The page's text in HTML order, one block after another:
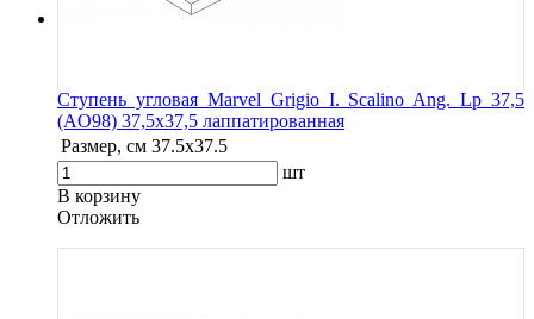
Ступень угловая Marvel Grigio I. Scalino Ang. Lp 37,5
(AO98) 37,5x37,5 лаппатированная
Размер, см 37.5x37.5
шт
В корзину
Oтложить